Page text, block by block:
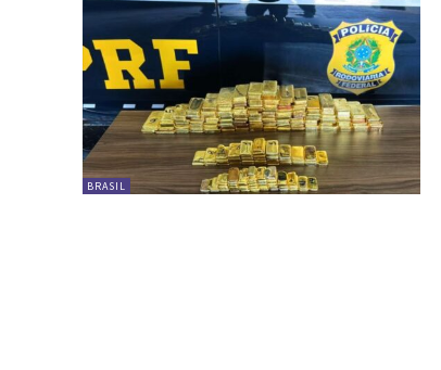
BRASIL